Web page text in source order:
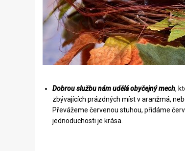
Dobrou službu nám udělá obyčejný mech,
zbývajících prázdných míst v aranžmá,
Převážeme červenou stuhou, přidáme
jednoduchosti je krása